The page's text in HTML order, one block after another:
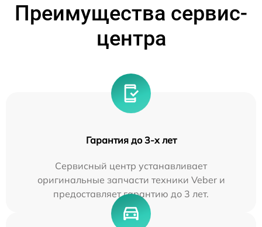
Преимущества сервис-
центра
Гарантия до 3-х лет
Сервисный центр устанавливает
оригинальные запчасти техники Veber и
предоставляет гарантию до 3 лет.